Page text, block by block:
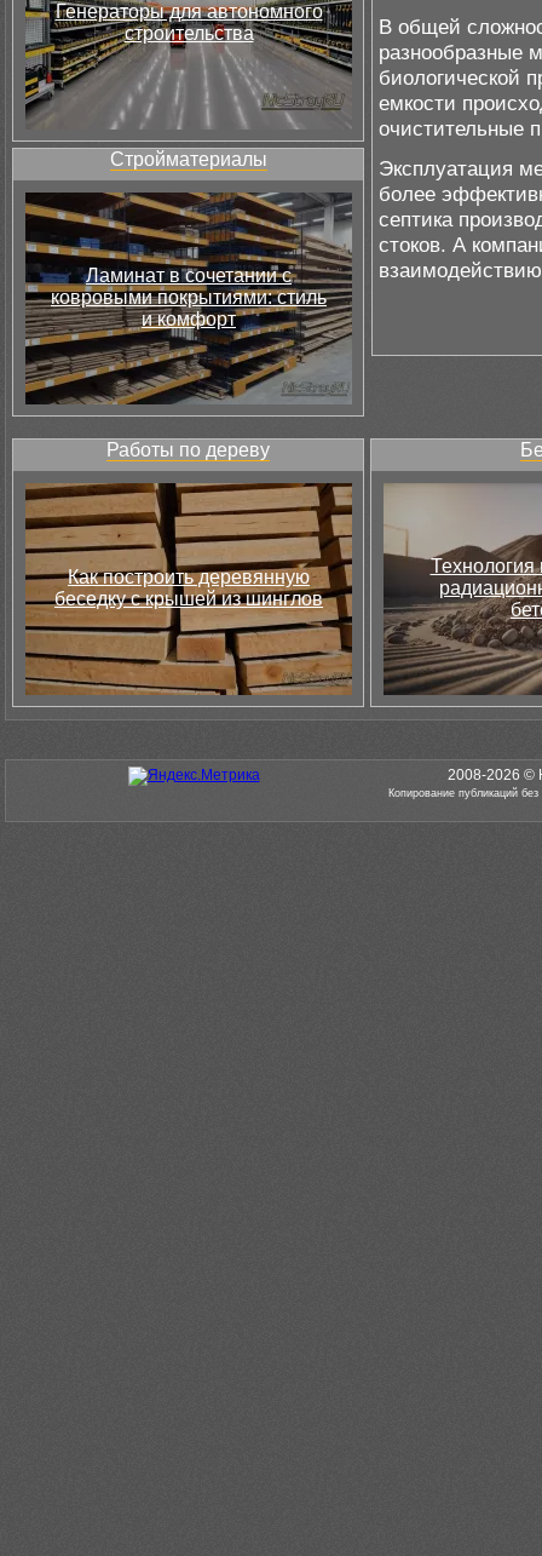
Генераторы для автономного
строительства
Стройматериалы
Ламинат в сочетании с
ковровыми покрытиями: стиль
и комфорт
В общей
разнообразные
биологической
емкости
очистительные
Эксплуатация
более
септика
стоков. А
Работы по дереву
Как построить деревянную
беседку с крышей из шинглов
Технология
2008-2026 ©
Копирование публикаций